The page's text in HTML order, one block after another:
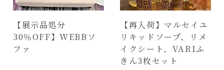
【展示品処分
30％OFF】WEBBソ
ファ
【再入荷】マルセイユ
リキッドソープ、リメ
イクシート、VARIふ
きん3枚セット